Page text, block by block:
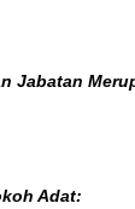
Jabatan
Adat: